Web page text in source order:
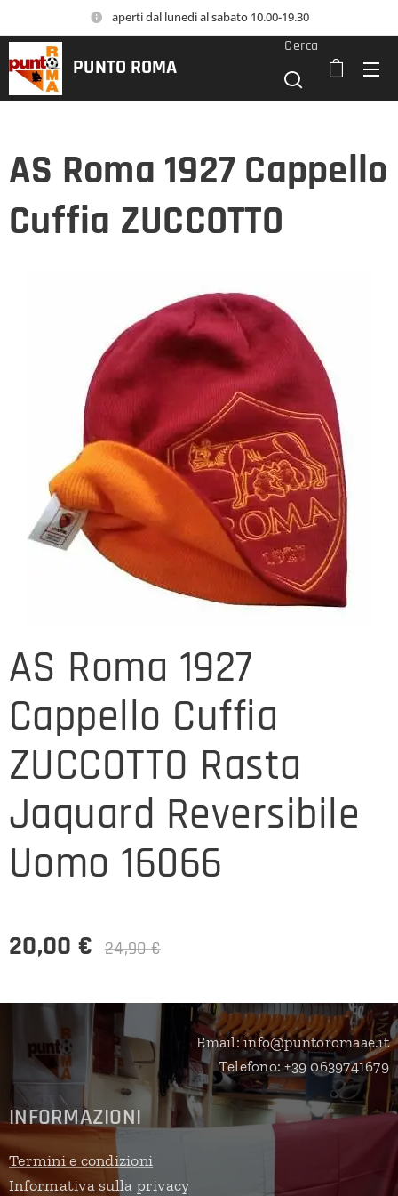
aperti dal lunedi al sabato 10.00-19.30
PUNTO ROMA
Cerca
AS Roma 1927 Cappello
Cuffia ZUCCOTTO
AS Roma 1927
Cappello Cuffia
ZUCCOTTO Rasta
Jaquard Reversibile
Uomo 16066
20,00 € 24,90€
Email: info@puntoromaae.it
Telefono: +39 0639741679
INFORMAZIONI
Termini e condizioni
Informativa sulla privacy